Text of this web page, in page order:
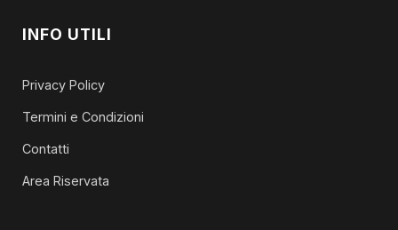
INFO UTILI
Privacy Policy
Termini e Condizioni
Contatti
Area Riservata